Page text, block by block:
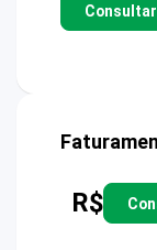
Consultar
R$